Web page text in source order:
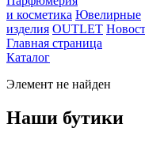
и косметика Ювелирные
изделия OUTLET
Главная страница
Каталог
Элемент не найден
Наши бутики